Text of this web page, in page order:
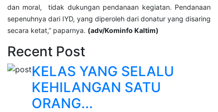
dan moral, tidak dukungan pendanaan kegiatan. Pendanaan
sepenuhnya dari IYD, yang diperoleh dari donatur yang disaring
secara ketat,” paparnya. (adv/Kominfo Kaltim)
Recent Post
KELAS YANG SELALU
KEHILANGAN SATU
ORANG...